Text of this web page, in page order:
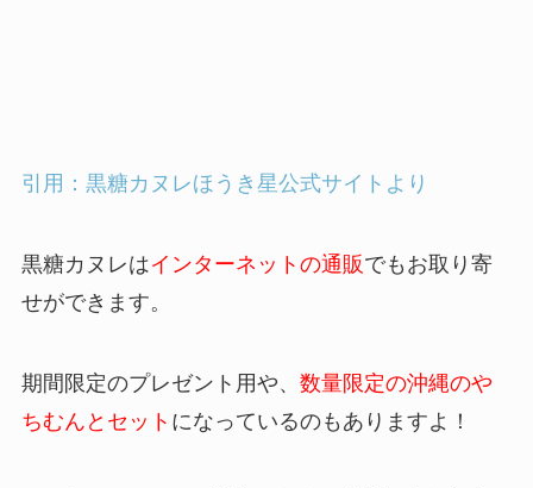
引用：黒糖カヌレほうき星公式サイトより
黒糖カヌレはインターネットの通販でもお取り寄
せができます。
期間限定のプレゼント用や、 数量限定の沖縄のや
ちむんとセット になっているのもありますよ！